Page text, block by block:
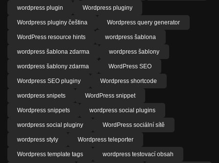
wordpress plugin Wordpress pluginy
Wordpress pluginy čeština Wordpress query generator
WordPress resource hints wordpress šablona
wordpress šablona zdarma wordpress šablony
wordpress šablony zdarma WordPress SEO
Wordpress SEO pluginy Wordpress shortcode
wordpress snipets WordPress snippet
Wordpress snippets wordpress social plugins
wordpress social pluginy WordPress sociální sítě
wordpress styly Wordpress teleporter
Wordpress template tags wordpress testovací obsah